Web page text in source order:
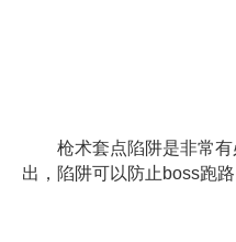
枪术套点陷阱是非常有
出，陷阱可以防止boss跑路